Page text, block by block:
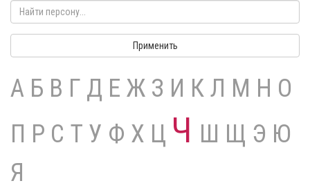
Применить
А Б В Г Д Е Ж З И К Л М Н О
П Р С Т У Ф Х Ц Ч Ш Щ Э Ю
Я